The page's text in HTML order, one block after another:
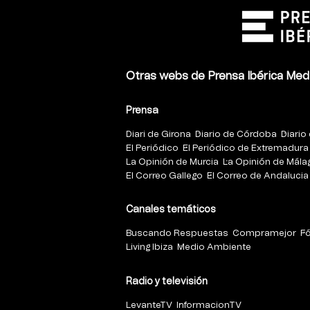
Otras webs de Prensa Ibérica
Prensa
Diari de Girona Diario de Córdoba Diario
El Periódico
El Periódico de Extremadura
La Opinión de Murcia
La Opinión de
El Correo Gallego
El Correo de Andalucia
Canales temáticos
Buscando Respuestas Compramejor
Living Ibiza
Medio Ambiente
Radio y televisión
LevanteTV InformacionTV